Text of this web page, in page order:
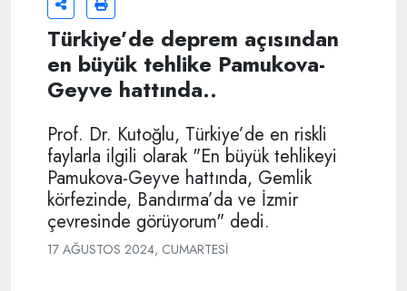
Türkiye’de deprem açısından
en büyük tehlike Pamukova-
Geyve hattında..
Prof. Dr. Kutoğlu, Türkiye’de en riskli
faylarla ilgili olarak "En büyük tehlikeyi
Pamukova-Geyve hattında, Gemlik
körfezinde, Bandırma’da ve İzmir
çevresinde görüyorum" dedi.
17 AĞUSTOS 2024, CUMARTESI